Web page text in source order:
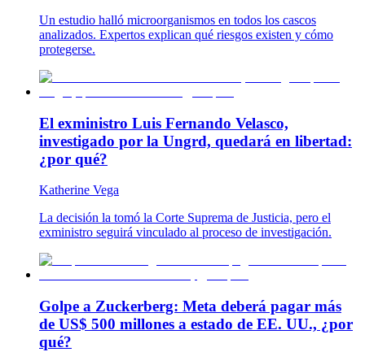
Un estudio halló microorganismos en todos los cascos
analizados. Expertos explican qué riesgos existen y cómo
protegerse.
El exministro Luis Fernando Velasco,
investigado por la Ungrd, quedará en libertad:
¿por qué?
Katherine Vega
La decisión la tomó la Corte Suprema de Justicia, pero el
exministro seguirá vinculado al proceso de investigación.
Golpe a Zuckerberg: Meta deberá pagar más
de US$ 500 millones a estado de EE. UU., ¿por
qué?